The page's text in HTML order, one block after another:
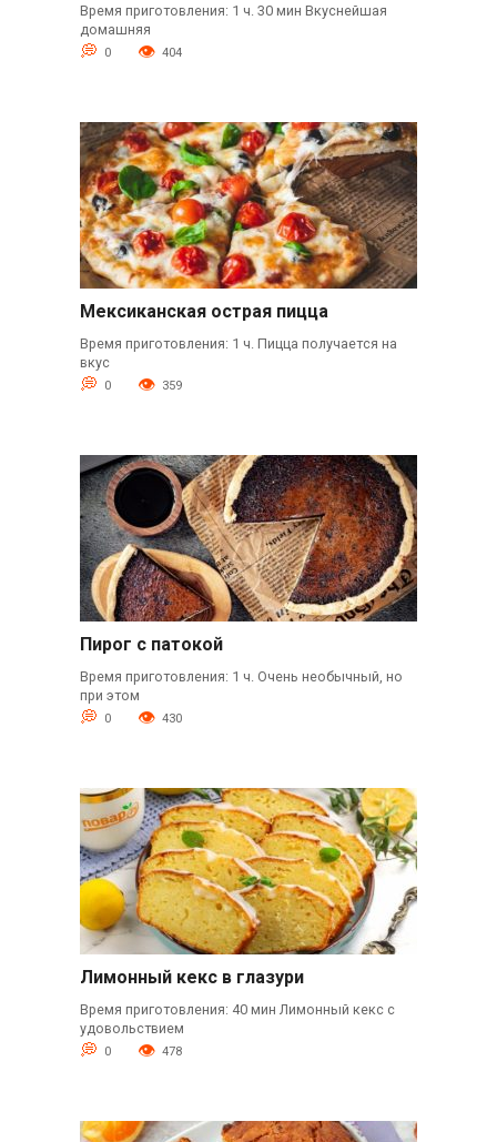
Время приготовления: 1 ч. 30 мин Вкуснейшая
домашняя
0 404
Мексиканская острая пицца
Время приготовления: 1 ч. Пицца получается на
вкус
0 359
Пирог с патокой
Время приготовления: 1 ч. Очень необычный, но
при этом
0 430
Лимонный кекс в глазури
Время приготовления: 40 мин Лимонный кекс с
удовольствием
0 478